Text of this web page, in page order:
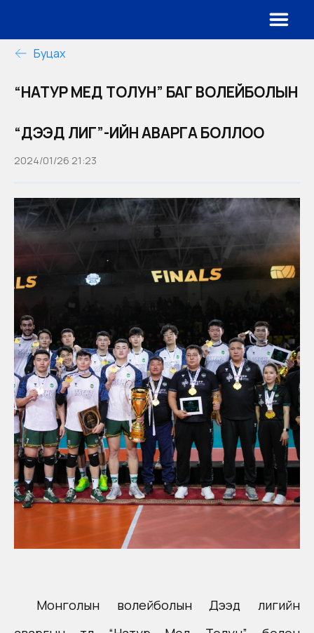
Буцах
“НАТУР МЕД ТОЛУН” БАГ ВОЛЕЙБОЛЫН
“ДЭЭД ЛИГ”-ИЙН АВАРГА БОЛЛОО
2024/01/26 21:23
Монголын волейболын Дээд лигийн